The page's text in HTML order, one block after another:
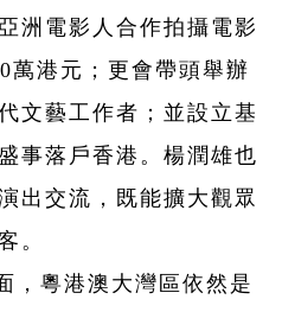
洲電影人合作拍攝電影
萬港元；更會帶頭舉辦
文藝工作者；並設立基
事落戶香港。楊潤雄也
出交流，既能擴大觀眾
。
，粵港澳大灣區依然是